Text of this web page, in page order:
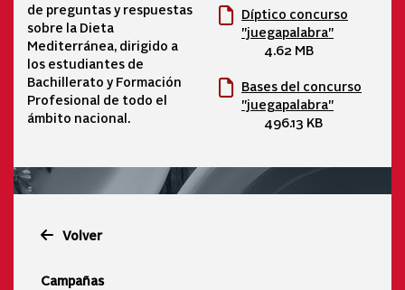
de preguntas y respuestas
sobre la Dieta
Mediterránea, dirigido a
los estudiantes de
Bachillerato y Formación
Profesional de todo el
ámbito nacional.
Díptico concurso
"juegapalabra"
4.62 MB
Bases del concurso
"juegapalabra"
496.13 KB
Volver
Campañas